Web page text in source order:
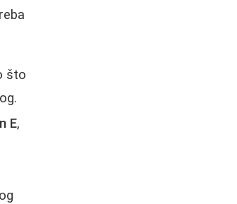
što
E,